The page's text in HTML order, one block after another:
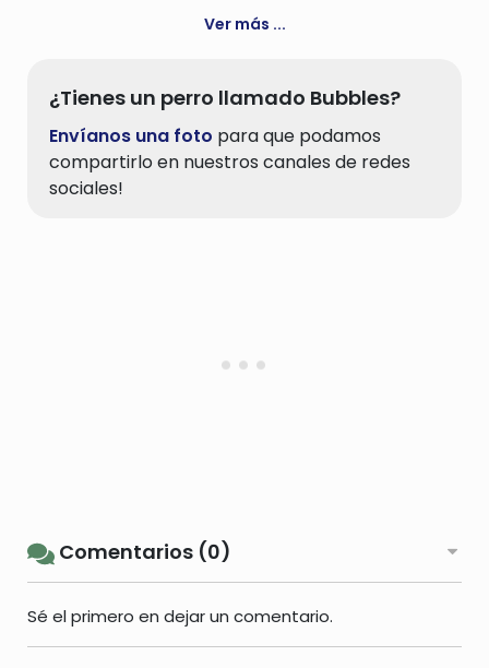
planos pequeños ('biscuit' es el término
Ver más ...
¿Tienes un perro llamado Bubbles?
Envíanos una foto para que podamos
compartirlo en nuestros canales de redes
sociales!
Comentarios (0)
Sé el primero en dejar un comentario.